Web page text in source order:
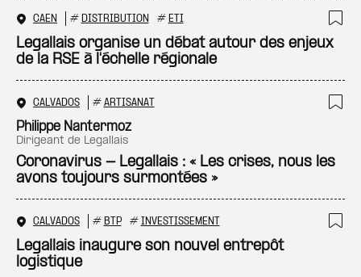
CAEN # DISTRIBUTION # ETI
Legallais organise un débat autour des enjeux
de la RSE à l'échelle régionale
CALVADOS # ARTISANAT
Philippe Nantermoz
dirigeant de Legallais
Coronavirus - Legallais : « Les crises, nous les
avons toujours surmontées »
CALVADOS # BTP # INVESTISSEMENT
Legallais inaugure son nouvel entrepôt
logistique